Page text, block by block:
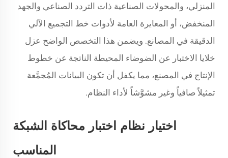
المنزلي، والمحولات الصناعية ذات التردد الصناعي والجهد
المنخفض، أو المعايرة العامة لأدوات خط التجميع الآلي
الدقيقة في المصانع. ويضمن هذا التخصص الواضح عزل
خلايا الاختبار عن الضوضاء المحيطة الناتجة عن خطوط
الإنتاج في المصنع، مما يكفل أن تكون البيانات المُجمَّعة
تمثيلاً صافياً وغير مشوَّشاً لأداء النظام.
اختيار نظام اختبار محاكاة الشبكة
المناسب